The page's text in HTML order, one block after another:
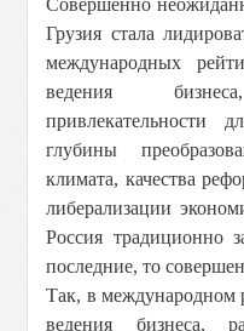
Совершенно
Грузия стала
международных
ведения
привлекательности
глубины
климата, качества
либерализации
Россия традиционно
последние, то
Так, в международном
ведения бизнеса,